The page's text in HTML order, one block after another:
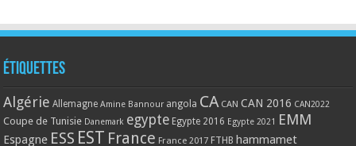
Étiquettes
Algérie Allemagne Amine Bannour angola CA CAN CAN 2016 CAN2022
Coupe de Tunisie Danemark egypte Egypte 2016 Egypte 2021 EMM
Espagne ESS EST France France 2017 FTHB hammamet